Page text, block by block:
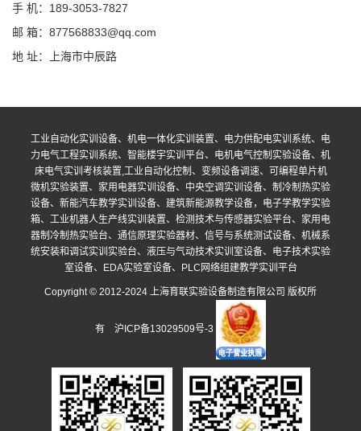
手 机：189-3053-7827
邮 箱：877568833@qq.com
地 址：上海市中辰路
工业自动化实训设备、机电一体化实训装置、电力供配电实训系统、电
力电气工程实训系统、智能楼宇实训平台、电机电气控制实验设备、机
床电气实训考核装置,工业自动化控制、变频设备调速、可编程单片机
微机实验装置、家用电器实训设备、中央空调实训设备、制冷制热实验
设备、新能汽车教学实训设备、建筑新能源教学设备，电子学教学实验
箱、工业机器人生产线实训装置、检测技术与传感器实验平台、家用电
器制冷制热实验台、通信原理实验器材、信号与系统测试设备、机械系
统安装和调试实训实验台、液压与气动技术实训室设备、电子技术实验
室设备、EDA实验室设备、PLC网络组建教学实训平台
Copyright © 2012-2024 上海育联实验设备制造有限公司 版权所
有 沪ICP备13029509号-3